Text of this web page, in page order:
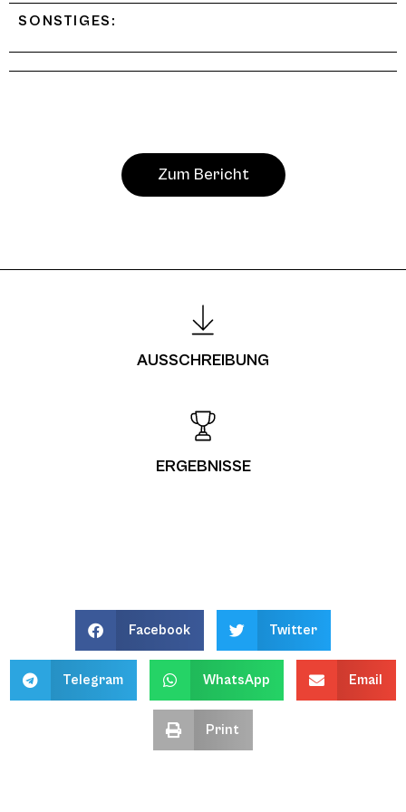
SONSTIGES:
Zum Bericht
AUSSCHREIBUNG
ERGEBNISSE
Facebook Twitter
Telegram WhatsApp Email
Print